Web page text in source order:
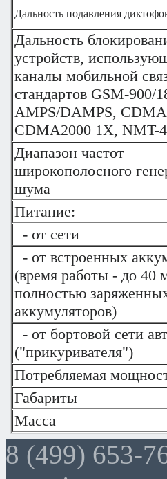
Дальность подавления
Дальность
устройств,
каналы мобильной
стандартов GSM-900/
AMPS/DAMPS,
CDMA2000 1X, NMT-
Диапазон частот
широкополосного
шума
Питание:
- от сети
- от встроенных
(время работы - до 40
полностью
аккумуляторов)
- от бортовой сети
("прикуривателя")
Потребляемая
Габариты
Масса
8 (499) 653-